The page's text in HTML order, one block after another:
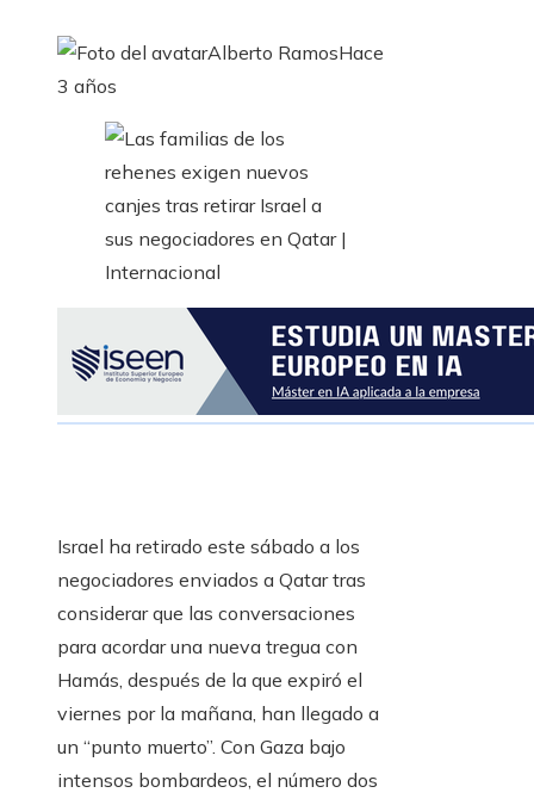
Alberto RamosHace
3 años
Israel ha retirado este sábado a los
negociadores enviados a Qatar tras
considerar que las conversaciones
para acordar una nueva tregua con
Hamás, después de la que expiró el
viernes por la mañana, han llegado a
un “punto muerto”. Con Gaza bajo
intensos bombardeos, el número dos